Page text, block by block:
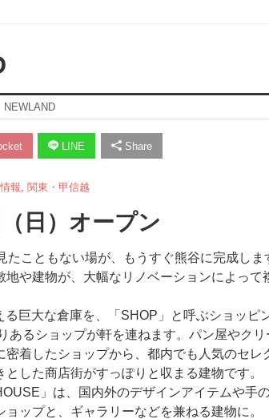
NEWLAND
LINE Share
報 関東・甲信越
日）オープン
こともない場が、もうすぐ熊谷に完成しま
や建物が、大幅なリノベーションによって
巨大な倉庫を、「SHOP」と呼ぶショッピ
あるショップが軒を連ねます。パン屋やク
着したショップから、都内でも人気のセレ
した商店街がすっぽりと収まる建物です。
」は、国内外のデザインアイテムや手
ップと、ギャラリーなどを兼ねる建物に。